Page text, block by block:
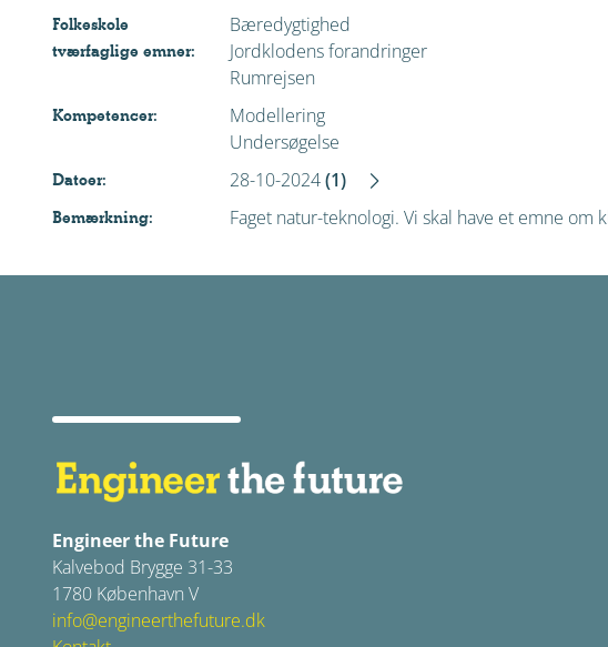
Folkeskole
tværfaglige emner:
Bæredygtighed
Jordklodens forandringer
Rumrejsen
Kompetencer:
Modellering
Undersøgelse
Datoer: 28-10-2024(1)
Bemærkning: Faget natur-teknologi. Vi skal have et emne om
Engineer the Future
Kalvebod Brygge 31-33
1780 København V
info@engineerthefuture.dk